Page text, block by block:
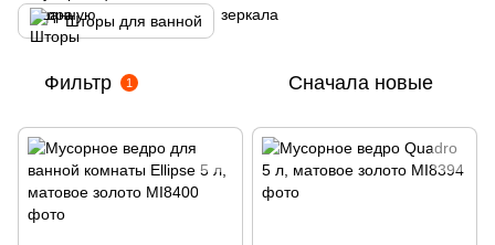
Шторы для ванной
Фильтр 1 Сначала новые